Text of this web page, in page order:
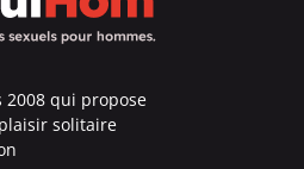
2008 qui propose
solitaire